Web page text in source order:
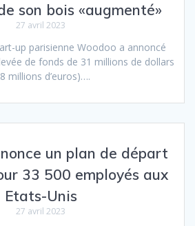
son bois «augmenté»
27 avril 2023
up parisienne Woodoo a annoncé
de fonds de 31 millions de dollars
millions d’euros)….
un plan de départ
33 500 employés aux
Etats-Unis
27 avril 2023